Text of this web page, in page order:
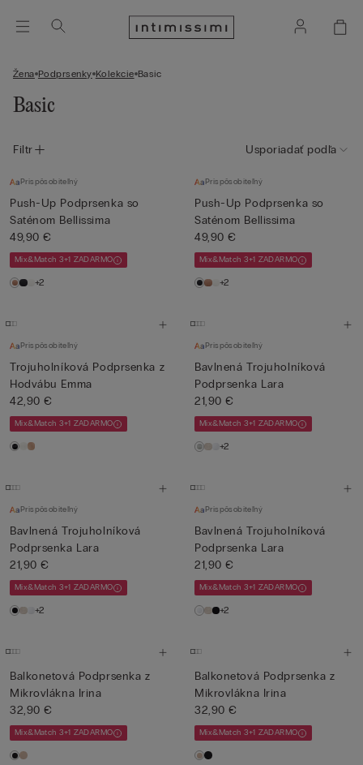
Žena Podprsenky Kolekcie Basic
Basic
Filtr Usporiadať podľa
Prispôsobiteľný
Push-Up Podprsenka so
Saténom Bellissima
49,90 €
Mix&Match 3+1 ZADARMO
+2
Prispôsobiteľný
Push-Up Podprsenka so
Saténom Bellissima
49,90 €
Mix&Match 3+1 ZADARMO
+2
Prispôsobiteľný
Trojuholníková Podprsenka z
Hodvábu Emma
42,90 €
Mix&Match 3+1 ZADARMO
Prispôsobiteľný
Bavlnená Trojuholníková
Podprsenka Lara
21,90 €
Mix&Match 3+1 ZADARMO
+2
Prispôsobiteľný
Bavlnená Trojuholníková
Podprsenka Lara
21,90 €
Mix&Match 3+1 ZADARMO
+2
Prispôsobiteľný
Bavlnená Trojuholníková
Podprsenka Lara
21,90 €
Mix&Match 3+1 ZADARMO
+2
Balkonetová Podprsenka z
Mikrovlákna Irina
32,90 €
Mix&Match 3+1 ZADARMO
Balkonetová Podprsenka z
Mikrovlákna Irina
32,90 €
Mix&Match 3+1 ZADARMO